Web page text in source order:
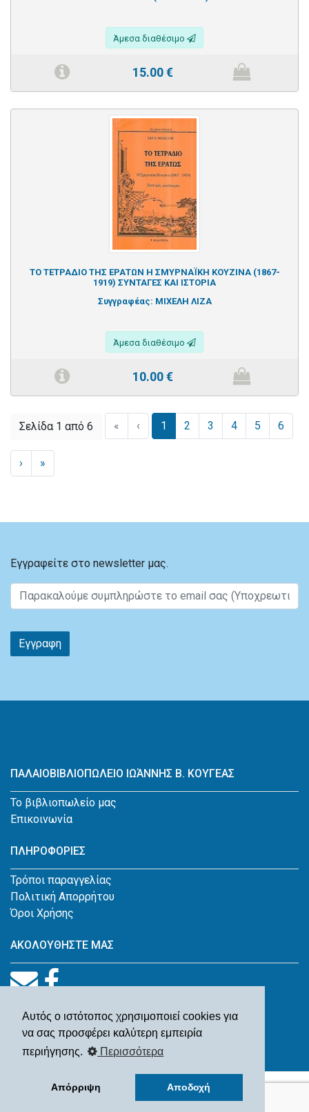
Αυτός ο ιστότοπος χρησιμοποιεί cookies για
να σας προσφέρει καλύτερη εμπειρία
περιήγησης.
Περισσότερα
Απόρριψη Αποδοχή
Άμεσα διαθέσιμο
15.00€
ΤΟ ΤΕΤΡΑΔΙΟ ΤΗΣ ΕΡΑΤΩΝ Η ΣΜΥΡΝΑΪΚΗ ΚΟΥΖΙΝΑ (1867-
1919) ΣΥΝΤΑΓΕΣ ΚΑΙ ΙΣΤΟΡΙΑ
Συγγραφέας: ΜΙΧΕΛΗ ΛΙΖΑ
Άμεσα διαθέσιμο
10.00€
Σελίδα 1 από 6 « ‹ 1 2 3 4 5 6
› »
Εγγραφείτε στο newsletter μας.
Εγγραφη
ΠΑΛΑΙΟΒΙΒΛΙΟΠΩΛΕΙΟ ΙΩΆΝΝΗΣ Β. ΚΟΥΓΕΑΣ
Το βιβλιοπωλείο μας
Επικοινωνία
ΠΛΗΡΟΦΟΡΙΕΣ
Τρόποι παραγγελίας
Πολιτική Απορρήτου
Όροι Χρήσης
ΑΚΟΛΟΥΘΗΣΤΕ ΜΑΣ
© Παλαιοβιβλιοπωλείο Ιωάννης Β. Κουγέας 2026